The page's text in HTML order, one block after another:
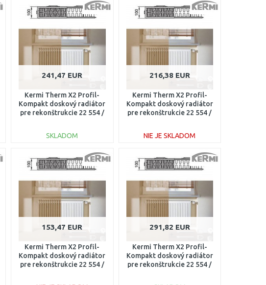
241,47 EUR
Kermi Therm X2 Profil-
Kompakt doskový radiátor
pre rekonštrukcie 22 554 /
SKLADOM
DO KOŠÍKA
216,38 EUR
Kermi Therm X2 Profil-
Kompakt doskový radiátor
pre rekonštrukcie 22 554 /
NIE JE SKLADOM
DO KOŠÍKA
153,47 EUR
Kermi Therm X2 Profil-
Kompakt doskový radiátor
pre rekonštrukcie 22 554 /
291,82 EUR
Kermi Therm X2 Profil-
Kompakt doskový radiátor
pre rekonštrukcie 22 554 /